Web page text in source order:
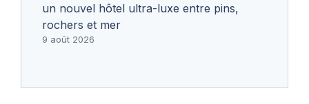
un nouvel hôtel ultra-luxe entre pins,
rochers et mer
9 août 2026